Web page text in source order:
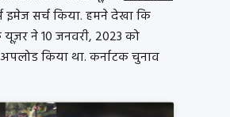
इमेज सर्च किया. हमने देखा कि
ने 10 जनवरी, 2023 को
किया था. कर्नाटक चुनाव